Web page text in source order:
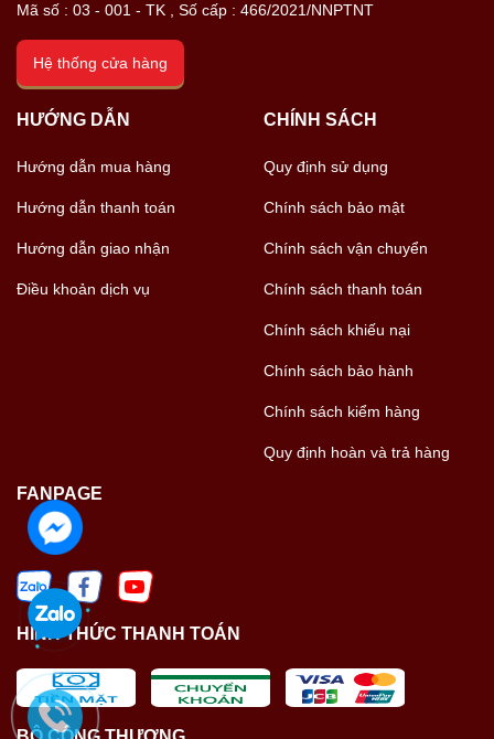
Mã số : 03 - 001 - TK , Số cấp : 466/2021/NNPTNT
Hệ thống cửa hàng
HƯỚNG DẪN
Hướng dẫn mua hàng
Hướng dẫn thanh toán
Hướng dẫn giao nhận
Điều khoản dịch vụ
CHÍNH SÁCH
Quy định sử dụng
Chính sách bảo mật
Chính sách vận chuyển
Chính sách thanh toán
Chính sách khiếu nại
Chính sách bảo hành
Chính sách kiểm hàng
Quy định hoàn và trả hàng
FANPAGE
HÌNH THỨC THANH TOÁN